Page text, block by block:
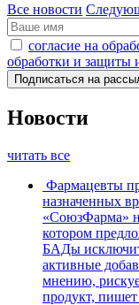
Все новости
согласие на
обработки и защиты
Новости
читать все
Фармацевты
назначенных
«СоюзФарма»
котором
БАДы
активные
мнению,
продукт,